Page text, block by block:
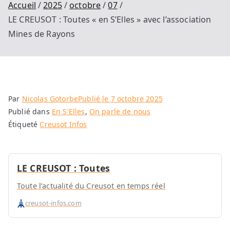
Accueil 2025 octobre
07
LE CREUSOT : Toutes « en S’Elles » avec l’association
Mines de Rayons
Par Nicolas GotorbePublié le 7 octobre 2025
Publié dans En S'Elles, On parle de nous
Étiqueté Creusot Infos
LE CREUSOT : Toutes
Toute l’actualité du Creusot en temps réel
creusot-infos.com